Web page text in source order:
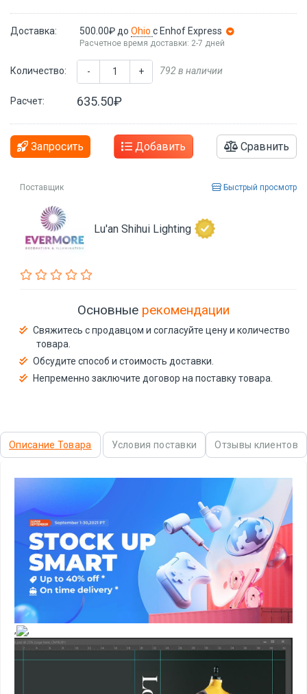
Доставка: 500.00₽ до Ohio с Enhof Express
Расчетное время доставки: 2-7 дней
Количество: - + 792 в наличии
Расчет: 635.50₽
Запросить Добавить Сравнить
Поставщик Быстрый просмотр
Lu'an Shihui Lighting
Основные рекомендации
Свяжитесь с продавцом и согласуйте цену и количество
товара.
Обсудите способ и стоимость доставки.
Непременно заключите договор на поставку товара.
Описание Товара Условия поставки Отзывы клиентов
, ,